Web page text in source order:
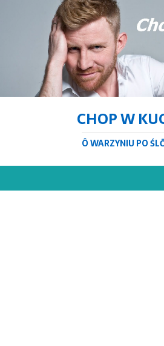
CHOP W
Ô WARZYNIU PO